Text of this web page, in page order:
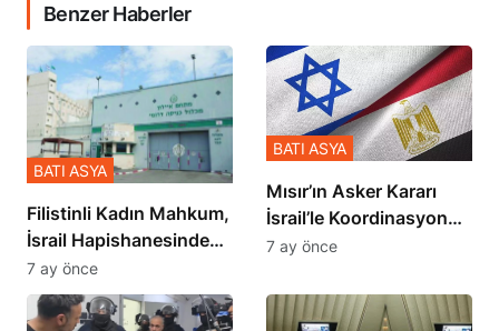
Benzer Haberler
Filistinli Kadın Mahkum,
İsrail Hapishanesindeki
Zulmü Anlattı
BATI ASYA
7 ay önce
Mısır’ın Asker Kararı
İsrail’le Koordinasyon
İçinde Gerçekleşmiş
BATI ASYA
7 ay önce